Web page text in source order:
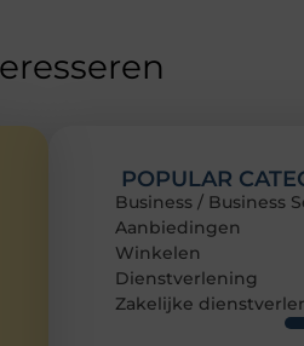
POPULAR
Business / Business
Aanbiedingen
Winkelen
Dienstverlening
Zakelijke